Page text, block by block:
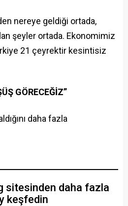
nereye geldiği ortada,
şeyler ortada. Ekonomimiz
21 çeyrektir kesintisiz
GÖRECEĞİZ”
daha fazla
sitesinden daha fazla
keşfedin